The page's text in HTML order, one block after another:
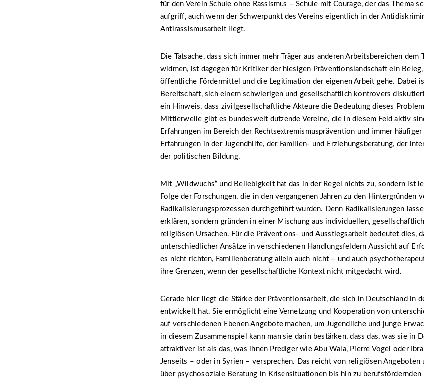
für den Verein Schule ohne Rassismus – Schule mit Courage, der das Thema
aufgriff, auch wenn der Schwerpunkt des Vereins eigentlich in der
Antirassismusarbeit liegt.
Die Tatsache, dass sich immer mehr Träger aus anderen Arbeitsbereichen dem
widmen, ist dagegen für Kritiker der hiesigen Präventionslandschaft ein
öffentliche Fördermittel und die Legitimation der eigenen Arbeit gehe. Dabei
Bereitschaft, sich einem schwierigen und gesellschaftlich kontrovers
ein Hinweis, dass zivilgesellschaftliche Akteure die Bedeutung dieses
Mittlerweile gibt es bundesweit dutzende Vereine, die in diesem Feld aktiv
Erfahrungen im Bereich der Rechtsextremismusprävention und immer
Erfahrungen in der Jugendhilfe, der Familien- und Erziehungsberatung, der
der politischen Bildung.
Mit „Wildwuchs“ und Beliebigkeit hat das in der Regel nichts zu, sondern ist
Folge der Forschungen, die in den vergangenen Jahren zu den Hintergründen
Radikalisierungsprozessen durchgeführt wurden. Denn Radikalisierungen
erklären, sondern gründen in einer Mischung aus individuellen,
religiösen Ursachen. Für die Präventions- und Ausstiegsarbeit bedeutet dies,
unterschiedlicher Ansätze in verschiedenen Handlungsfeldern Aussicht auf
es nicht richten, Familienberatung allein auch nicht – und auch
ihre Grenzen, wenn der gesellschaftliche Kontext nicht mitgedacht wird.
Gerade hier liegt die Stärke der Präventionsarbeit, die sich in Deutschland in
entwickelt hat. Sie ermöglicht eine Vernetzung und Kooperation von
auf verschiedenen Ebenen Angebote machen, um Jugendliche und junge
in diesem Zusammenspiel kann man sie darin bestärken, dass das, was sie in
attraktiver ist als das, was ihnen Prediger wie Abu Wala, Pierre Vogel oder
Jenseits – oder in Syrien – versprechen. Das reicht von religiösen Angeboten
über psychosoziale Beratung in Krisensituationen bis hin zu berufsfördernden